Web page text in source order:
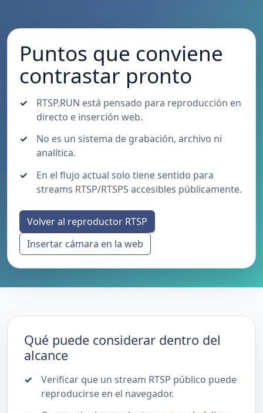
Puntos que conviene
contrastar pronto
RTSP.RUN está pensado para reproducción en
directo e inserción web.
No es un sistema de grabación, archivo ni
analítica.
En el flujo actual solo tiene sentido para
streams RTSP/RTSPS accesibles públicamente.
Volver al reproductor RTSP
Insertar cámara en la web
Qué puede considerar dentro del
alcance
Verificar que un stream RTSP público puede
reproducirse en el navegador.